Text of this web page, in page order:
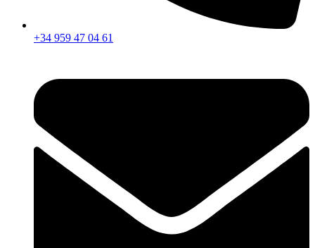
+34 959 47 04 61